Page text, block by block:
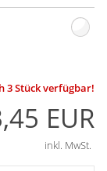
3Stück verfügbar!
EUR
inkl. MwSt.